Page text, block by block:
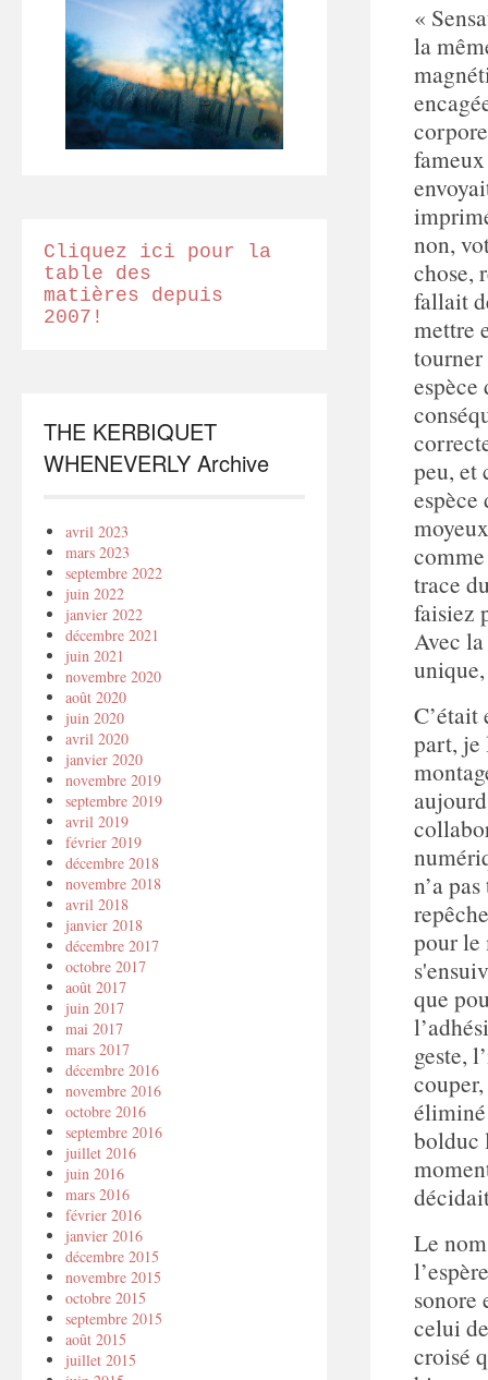
Cliquez ici pour la
table des
matières depuis
2007!
THE KERBIQUET
WHENEVERLY Archive
avril 2023
mars 2023
septembre 2022
juin 2022
janvier 2022
décembre 2021
juin 2021
novembre 2020
août 2020
juin 2020
avril 2020
janvier 2020
novembre 2019
septembre 2019
avril 2019
février 2019
décembre 2018
novembre 2018
avril 2018
janvier 2018
décembre 2017
octobre 2017
août 2017
juin 2017
mai 2017
mars 2017
décembre 2016
novembre 2016
octobre 2016
septembre 2016
juillet 2016
juin 2016
mars 2016
février 2016
janvier 2016
décembre 2015
novembre 2015
octobre 2015
septembre 2015
août 2015
juillet 2015
«
la
non,
chose,
fallait
mettre
tourner
espèce
peu, et
espèce
trace
faisiez
Avec
C’était
part, je
n’a
pour le
que
geste,
bolduc
Le
sonore
celui
croisé